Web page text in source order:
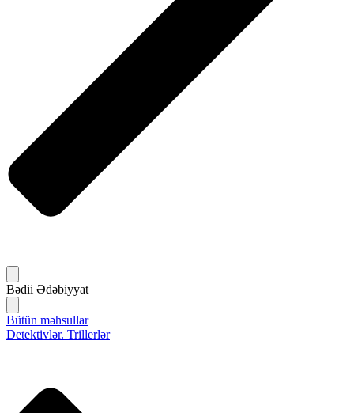
Bədii Ədəbiyyat
Bütün məhsullar
Detektivlər. Trillerlər